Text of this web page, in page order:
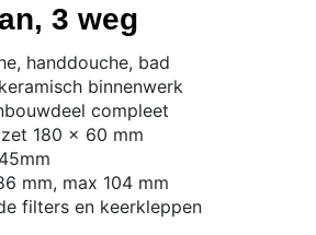
3 weg
handdouche, bad
binnenwerk
compleet
180 x 60 mm
mm, max 104 mm
filters en keerkleppen